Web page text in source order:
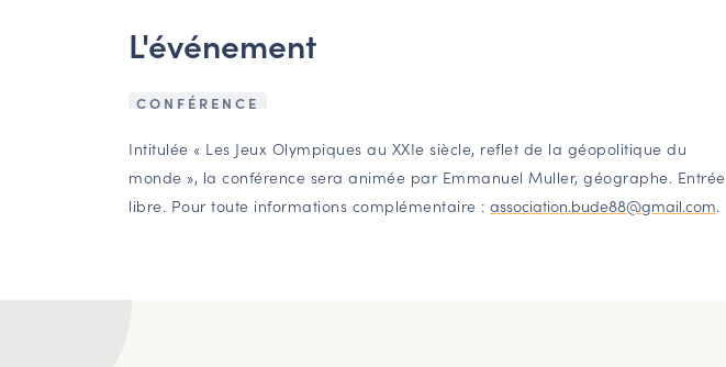
L'événement
CONFÉRENCE
Intitulée « Les Jeux Olympiques au XXIe siècle, reflet de la géopolitique du
monde », la conférence sera animée par Emmanuel Muller, géographe. Entrée
libre. Pour toute informations complémentaire : association.bude88@gmail.com.